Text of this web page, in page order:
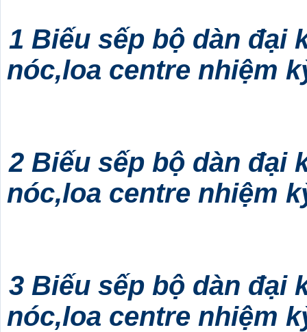
1 Biếu sếp bộ dàn đại
nóc,loa centre nhiệm
2 Biếu sếp bộ dàn đại
nóc,loa centre nhiệm
3 Biếu sếp bộ dàn đại
nóc,loa centre nhiệm